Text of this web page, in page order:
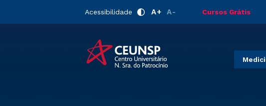
Acessibilidade A+ A- Cursos Grátis